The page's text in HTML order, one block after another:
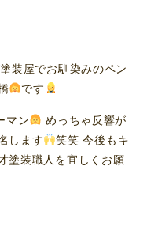
装屋でお馴染みのペン
です
マン
めっちゃ反響が
します
笑笑 今後もキ
塗装職人を宜しくお願